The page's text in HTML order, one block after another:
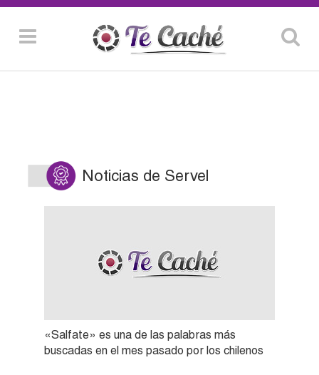
Noticias de Servel
«Salfate» es una de las palabras más
buscadas en el mes pasado por los chilenos